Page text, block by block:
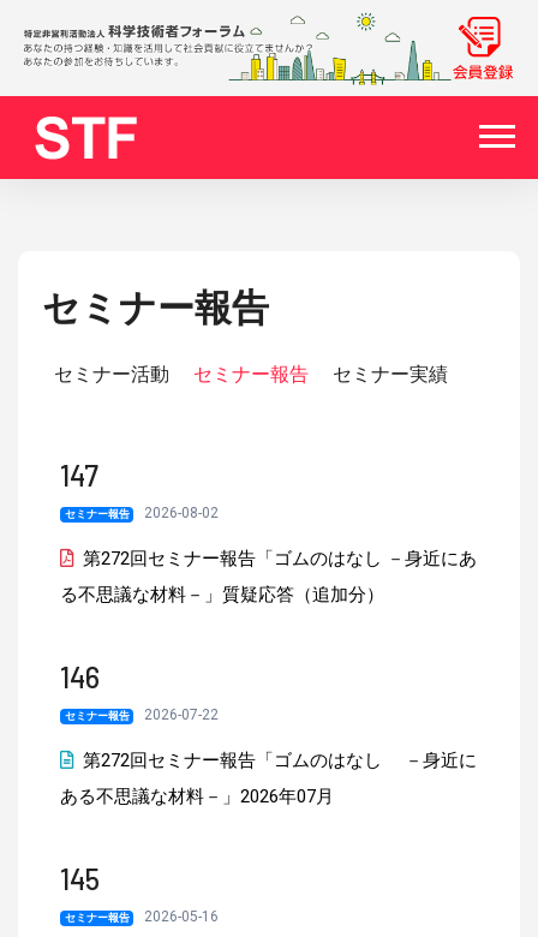
セミナー報告
セミナー活動 セミナー報告 セミナー実績
147
セミナー報告 2026-08-02
第272回セミナー報告「ゴムのはなし －身近にあ
る不思議な材料－」質疑応答（追加分）
146
セミナー報告 2026-07-22
第272回セミナー報告「ゴムのはなし －身近に
ある不思議な材料－」2026年07月
145
セミナー報告 2026-05-16